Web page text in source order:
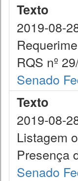
Texto
2019-08-
RQS nº
Senado
Texto
2019-08-
Listagem
Presença
Senado